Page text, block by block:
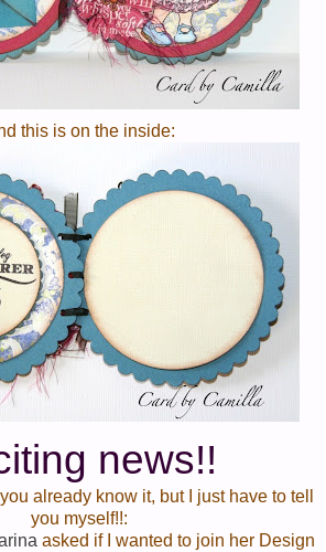
this is on the inside:
news!!
already know it, but I just have to tell
you myself!!:
asked if I wanted to join her Design